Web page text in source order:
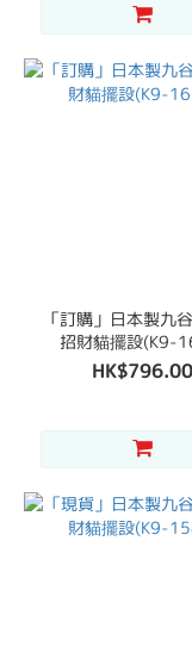
「訂購」日本製九
招財貓擺設(K9-
HK$796.00